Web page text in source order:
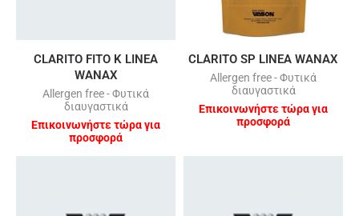
CLARITO FITO K LINEA
WANAX
Allergen free - Φυτικά
διαυγαστικά
Επικοινωνήστε τώρα για
προσφορά
CLARITO SP LINEA WANAX
Allergen free - Φυτικά
διαυγαστικά
Επικοινωνήστε τώρα για
προσφορά